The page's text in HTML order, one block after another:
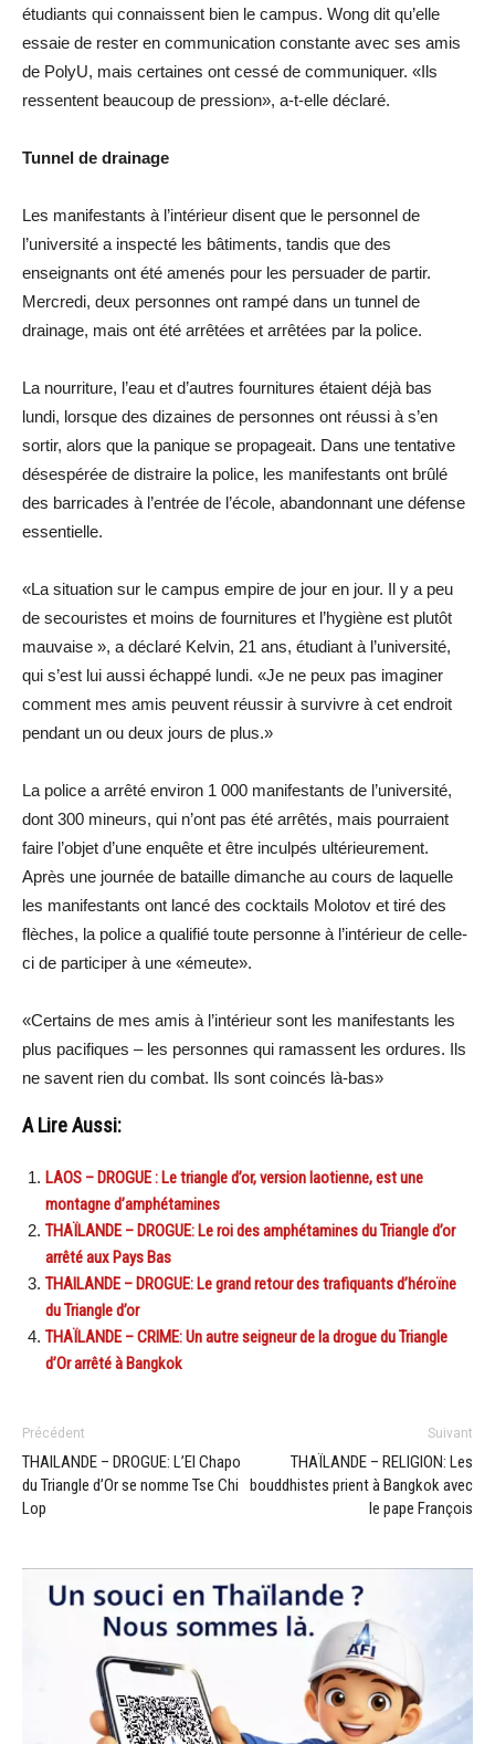
étudiants qui connaissent bien le campus. Wong dit qu’elle
essaie de rester en communication constante avec ses amis
de PolyU, mais certaines ont cessé de communiquer. «Ils
ressentent beaucoup de pression», a-t-elle déclaré.
Tunnel de drainage
Les manifestants à l’intérieur disent que le personnel de
l’université a inspecté les bâtiments, tandis que des
enseignants ont été amenés pour les persuader de partir.
Mercredi, deux personnes ont rampé dans un tunnel de
drainage, mais ont été arrêtées et arrêtées par la police.
La nourriture, l’eau et d’autres fournitures étaient déjà bas
lundi, lorsque des dizaines de personnes ont réussi à s’en
sortir, alors que la panique se propageait. Dans une tentative
désespérée de distraire la police, les manifestants ont brûlé
des barricades à l’entrée de l’école, abandonnant une défense
essentielle.
«La situation sur le campus empire de jour en jour. Il y a peu
de secouristes et moins de fournitures et l’hygiène est plutôt
mauvaise », a déclaré Kelvin, 21 ans, étudiant à l’université,
qui s’est lui aussi échappé lundi. «Je ne peux pas imaginer
comment mes amis peuvent réussir à survivre à cet endroit
pendant un ou deux jours de plus.»
La police a arrêté environ 1 000 manifestants de l’université,
dont 300 mineurs, qui n’ont pas été arrêtés, mais pourraient
faire l’objet d’une enquête et être inculpés ultérieurement.
Après une journée de bataille dimanche au cours de laquelle
les manifestants ont lancé des cocktails Molotov et tiré des
flèches, la police a qualifié toute personne à l’intérieur de celle-
ci de participer à une «émeute».
«Certains de mes amis à l’intérieur sont les manifestants les
plus pacifiques – les personnes qui ramassent les ordures. Ils
ne savent rien du combat. Ils sont coincés là-bas»
A Lire Aussi:
LAOS – DROGUE : Le triangle d’or, version laotienne, est une
montagne d’amphétamines
THAÏLANDE – DROGUE: Le roi des amphétamines du Triangle d’or
arrêté aux Pays Bas
THAILANDE – DROGUE: Le grand retour des trafiquants d’héroïne
du Triangle d’or
THAÏLANDE – CRIME: Un autre seigneur de la drogue du Triangle
d’Or arrêté à Bangkok
Précédent
THAILANDE – DROGUE: L’El Chapo
du Triangle d’Or se nomme Tse Chi
Lop
Suivant
THAÏLANDE – RELIGION: Les
bouddhistes prient à Bangkok avec
le pape François